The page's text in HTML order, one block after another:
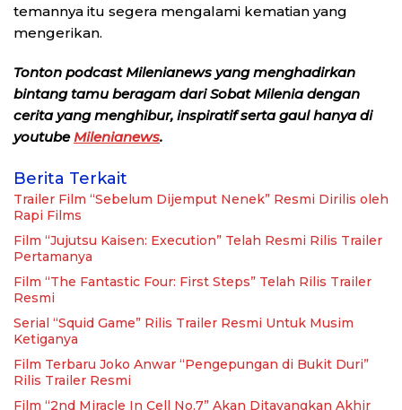
temannya itu segera mengalami kematian yang
mengerikan.
Tonton podcast Milenianews yang menghadirkan
bintang tamu beragam dari Sobat Milenia dengan
cerita yang menghibur, inspiratif serta gaul hanya di
youtube Milenianews.
Berita Terkait
Trailer Film “Sebelum Dijemput Nenek” Resmi Dirilis oleh
Rapi Films
Film “Jujutsu Kaisen: Execution” Telah Resmi Rilis Trailer
Pertamanya
Film “The Fantastic Four: First Steps” Telah Rilis Trailer
Resmi
Serial “Squid Game” Rilis Trailer Resmi Untuk Musim
Ketiganya
Film Terbaru Joko Anwar “Pengepungan di Bukit Duri”
Rilis Trailer Resmi
Film “2nd Miracle In Cell No.7” Akan Ditayangkan Akhir